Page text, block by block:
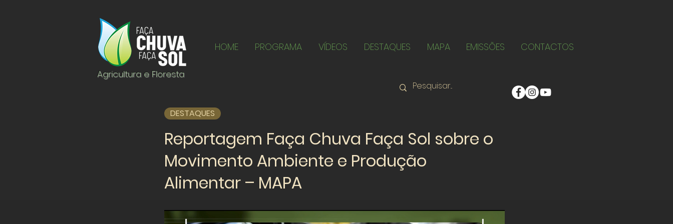
Agricultura e Floresta
HOME PROGRAMA VÍDEOS DESTAQUES MAPA EMISSÕES CONTACTOS
DESTAQUES
Reportagem Faça Chuva Faça Sol sobre o
Movimento Ambiente e Produção
Alimentar – MAPA